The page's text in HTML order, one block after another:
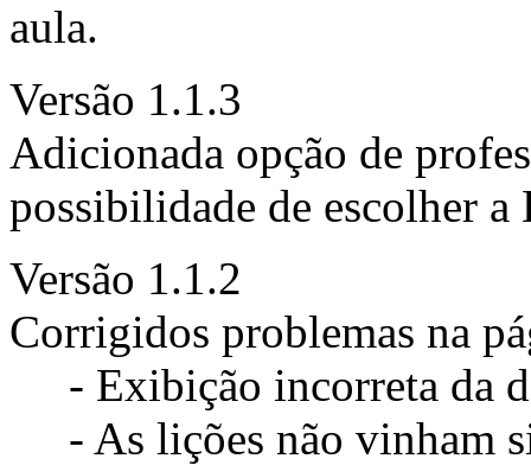
aula.
Versão 1.1.3
Adicionada opção de
possibilidade de escolher
Versão 1.1.2
Corrigidos problemas na
- Exibição incorreta da
- As lições não vinham